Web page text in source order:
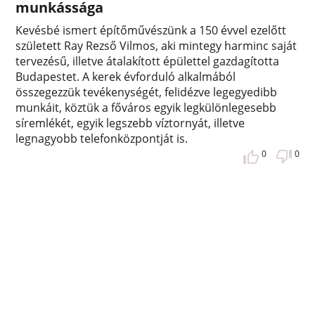
munkássága
Kevésbé ismert építőművészünk a 150 évvel ezelőtt
született Ray Rezső Vilmos, aki mintegy harminc saját
tervezésű, illetve átalakított épülettel gazdagította
Budapestet. A kerek évforduló alkalmából
összegezzük tevékenységét, felidézve legegyedibb
munkáit, köztük a főváros egyik legkülönlegesebb
síremlékét, egyik legszebb víztornyát, illetve
legnagyobb telefonközpontját is.
0 0